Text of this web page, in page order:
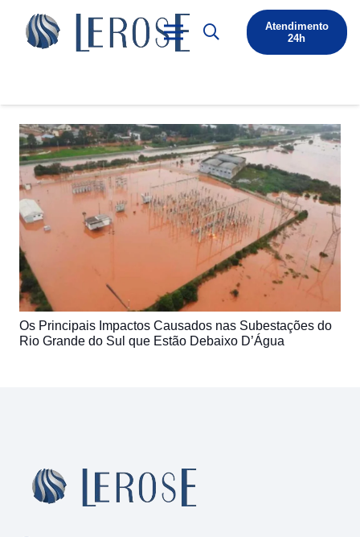
Atendimento
24h
Os Principais Impactos Causados nas Subestações do
Rio Grande do Sul que Estão Debaixo D’Água